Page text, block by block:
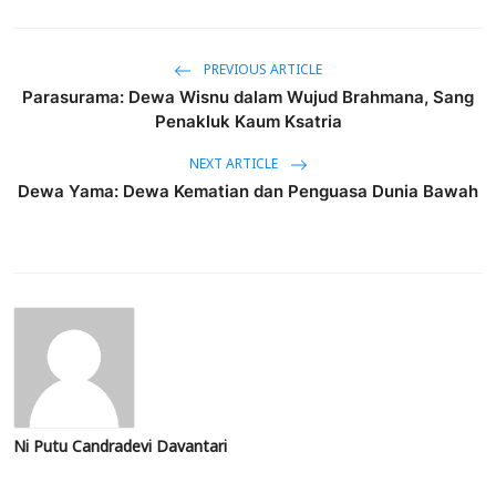
PREVIOUS ARTICLE
Parasurama: Dewa Wisnu dalam Wujud Brahmana, Sang
Penakluk Kaum Ksatria
NEXT ARTICLE
Dewa Yama: Dewa Kematian dan Penguasa Dunia Bawah
Ni Putu Candradevi Davantari